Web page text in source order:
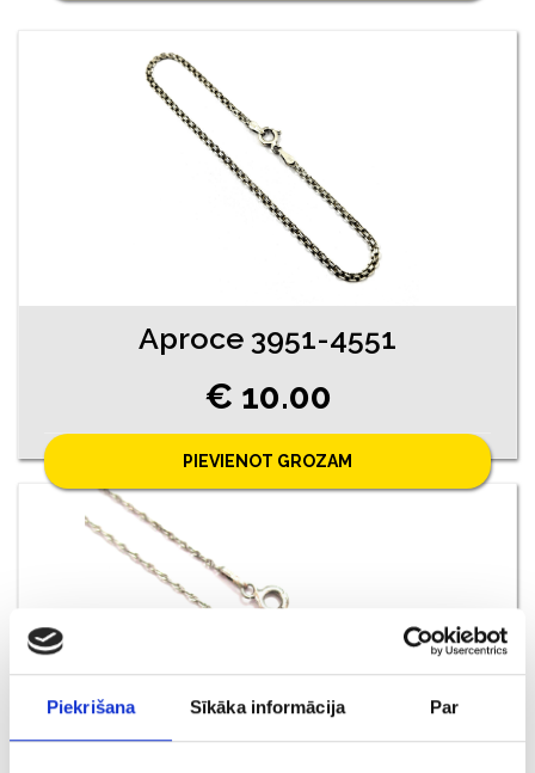
Piekrišana Sīkāka informācija Par
Aproce 3951-4551
€ 10.00
PIEVIENOT GROZAM